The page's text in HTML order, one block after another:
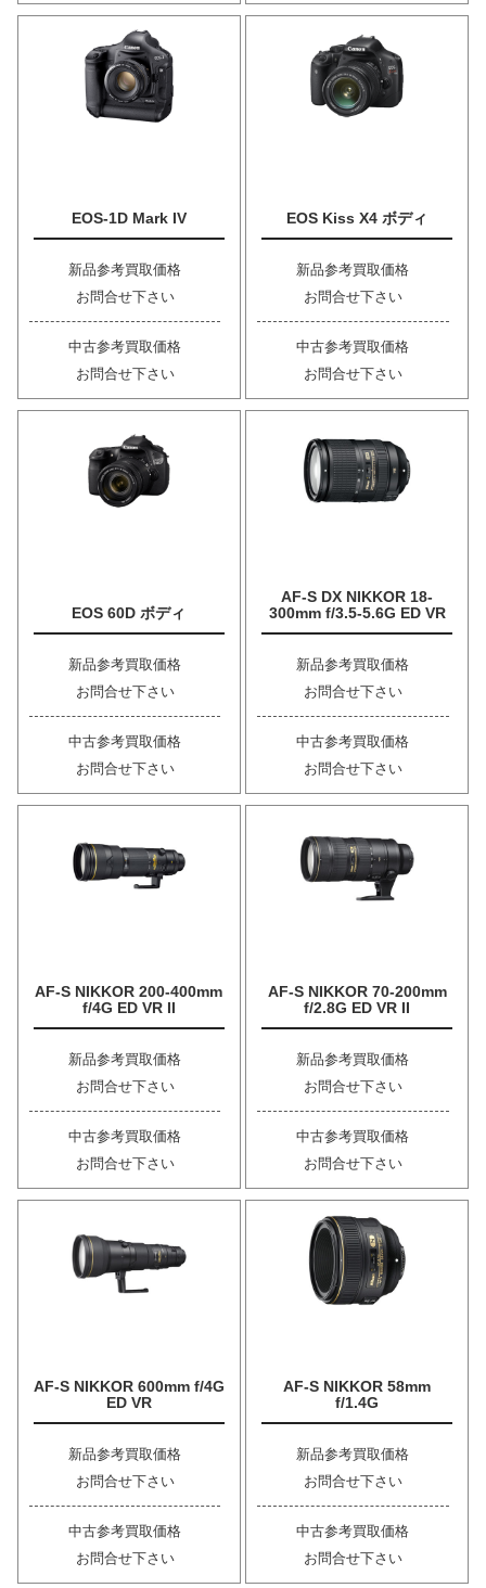
EOS-1D Mark IV
新品参考買取価格
お問合せ下さい
中古参考買取価格
お問合せ下さい
EOS Kiss X4 ボディ
新品参考買取価格
お問合せ下さい
中古参考買取価格
お問合せ下さい
EOS 60D ボディ
新品参考買取価格
お問合せ下さい
中古参考買取価格
お問合せ下さい
AF-S DX NIKKOR 18-
300mm f/3.5-5.6G ED VR
新品参考買取価格
お問合せ下さい
中古参考買取価格
お問合せ下さい
AF-S NIKKOR 200-400mm
f/4G ED VR II
新品参考買取価格
お問合せ下さい
中古参考買取価格
お問合せ下さい
AF-S NIKKOR 70-200mm
f/2.8G ED VR II
新品参考買取価格
お問合せ下さい
中古参考買取価格
お問合せ下さい
AF-S NIKKOR 600mm f/4G
ED VR
新品参考買取価格
お問合せ下さい
中古参考買取価格
お問合せ下さい
AF-S NIKKOR 58mm
f/1.4G
新品参考買取価格
お問合せ下さい
中古参考買取価格
お問合せ下さい